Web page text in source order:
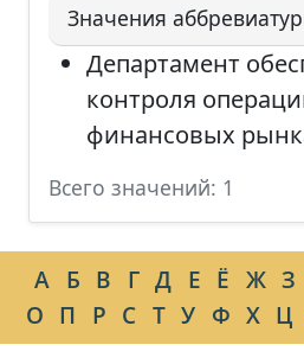
Значения
Департамент
контроля
финансовых
Всего значений: 1
А Б В Г Д Е Ё Ж З
О П Р С Т У Ф Х Ц